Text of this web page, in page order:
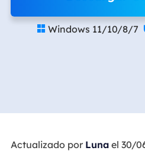
 Windows 11/10/8/7
Actualizado por Lunael 30/